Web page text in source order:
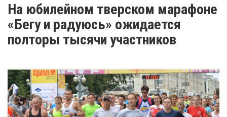
На юбилейном тверском марафоне
«Бегу и радуюсь» ожидается
полторы тысячи участников